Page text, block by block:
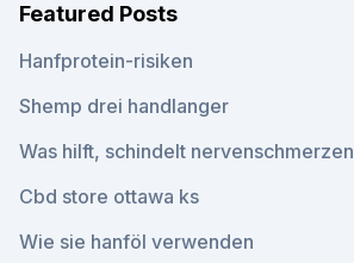
Featured Posts
Hanfprotein-risiken
Shemp drei handlanger
Was hilft, schindelt nervenschmerzen
Cbd store ottawa ks
Wie sie hanföl verwenden